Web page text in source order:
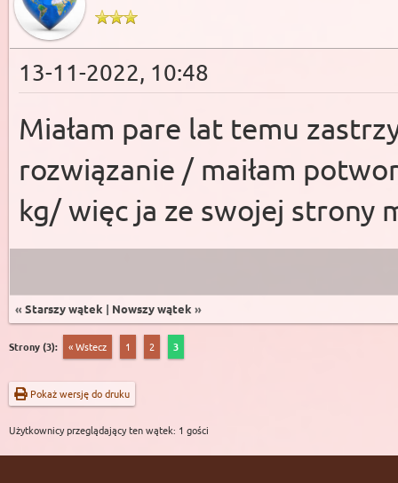
13-11-2022, 10:48
Miałam pare lat temu
rozwiązanie / maiłam
kg/ więc ja ze swojej strony
« Starszy wątek | Nowszy wątek »
Strony (3): « Wstecz 1 2 3
Pokaż wersję do druku
Użytkownicy przeglądający ten wątek: 1 gości